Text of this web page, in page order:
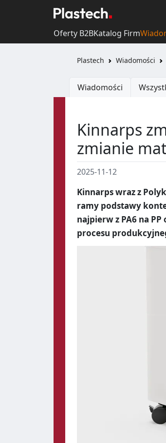
Oferty B2BKatalog Firm
Plastech Wiadomości
Wiadomości
Kinnarps
zmianie
2025-11-12
Kinnarps wraz z
ramy podstawy
najpierw z PA6 na
procesu